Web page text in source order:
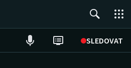
SLEDOVAT